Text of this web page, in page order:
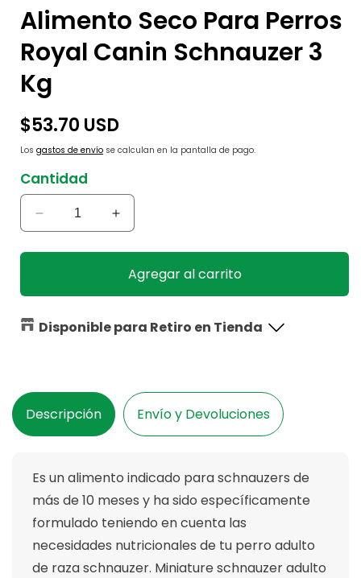
modal
Alimento Seco Para Perros
Royal Canin Schnauzer 3
Kg
Precio
habitual
$53.70 USD
Los gastos de envío se calculan en la pantalla de pago.
Cantidad
Reducir
cantidad
para
Perros
Royal
3
Aumentar
cantidad
para
Alimento
Perros
Royal
Kg
Agregar al carrito
Disponible para Retiro en Tienda
Descripción Envío y Devoluciones
Es un alimento indicado para schnauzers de
más de 10 meses y ha sido específicamente
formulado teniendo en cuenta las
necesidades nutricionales de tu perro adulto
de raza schnauzer. Miniature schnauzer adulto